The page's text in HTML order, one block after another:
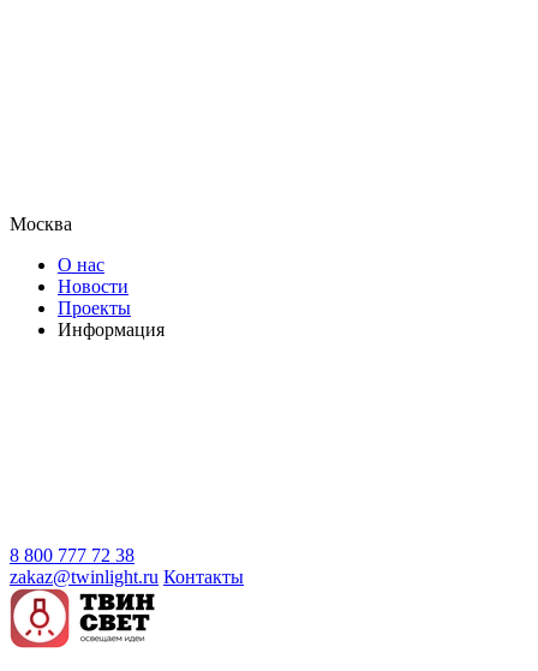
Москва
О нас
Новости
Проекты
Информация
8 800 777 72 38
zakaz@twinlight.ru Контакты